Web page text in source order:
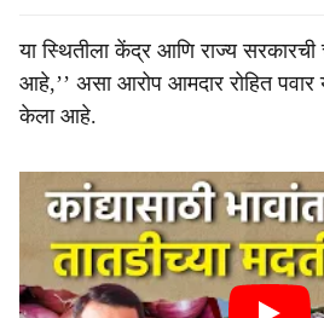
या स्थितीला केंद्र आणि राज्य सरकारची
आहे,’’ असा आरोप आमदार रोहित पवार
केला आहे.